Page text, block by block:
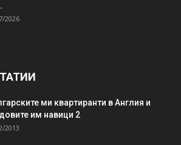
2026
ми квартиранти в Англия и
им навици 2
2013